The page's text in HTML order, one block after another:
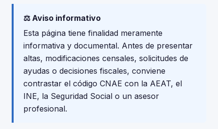
⚖️ Aviso informativo
Esta página tiene finalidad meramente
informativa y documental. Antes de presentar
altas, modificaciones censales, solicitudes de
ayudas o decisiones fiscales, conviene
contrastar el código CNAE con la AEAT, el
INE, la Seguridad Social o un asesor
profesional.